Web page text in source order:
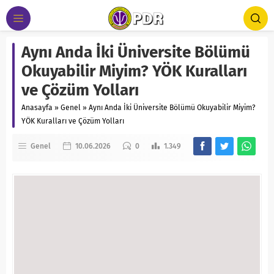
Aynı Anda İki Üniversite Bölümü
Okuyabilir Miyim? YÖK Kuralları
ve Çözüm Yolları
Anasayfa » Genel » Aynı Anda İki Üniversite Bölümü Okuyabilir Miyim?
YÖK Kuralları ve Çözüm Yolları
Genel 10.06.2026 0 1.349